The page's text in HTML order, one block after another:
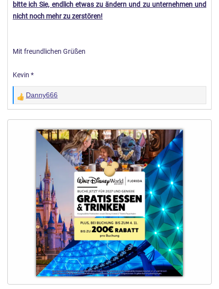
bitte ich Sie, endlich etwas zu ändern und zu unternehmen und
nicht noch mehr zu zerstören!
Mit freundlichen Grüßen
Kevin *
W
e
r
Danny666